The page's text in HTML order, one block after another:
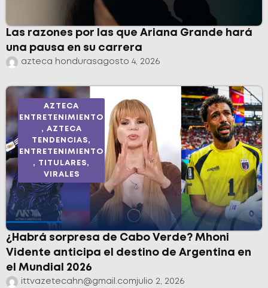
Las razones por las que Ariana Grande hará
una pausa en su carrera
azteca hondurasagosto 4, 2026
AZTECA
ENTRETENIMIENTO
, AZTECA
TENDENCIAS,
ENTRETENIMIENTO
,
TITULARES,
VIRALES
¿Habrá sorpresa de Cabo Verde? Mhoni
Vidente anticipa el destino de Argentina en
el Mundial 2026
ittvazetecahn@gmail.comjulio 2, 2026